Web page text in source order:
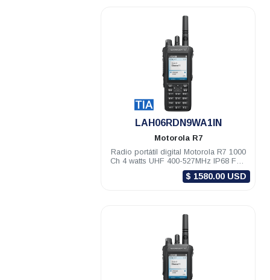
LAH06RDN9WA1IN
Motorola R7
Radio portátil digital Motorola R7 1000
Ch 4 watts UHF 400-527MHz IP68 FKP
TIA Compatible
$ 1580.00 USD